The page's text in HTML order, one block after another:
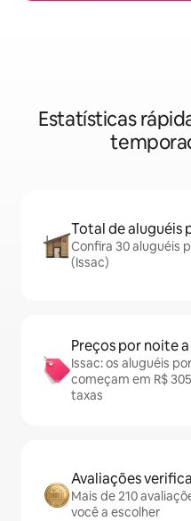
Estatísticas
Total de aluguéis
Confira 30 aluguéis
(Issac)
Preços por noite
Issac: os aluguéis
começam em R$
taxas
Avaliações
Mais de 210
você a escolher